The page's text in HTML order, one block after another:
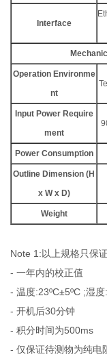
Interface
Operation Environme
nt
Input Power Require
ment
Power Consumption
Outline Dimension (H
x W x D)
Weight
Note 1:以上规格只保
- 一年内的校正值
- 温度:23ºC±5ºC ;湿
- 开机后30分钟
- 积分时间为500ms
- 仅保证待测物为纯电